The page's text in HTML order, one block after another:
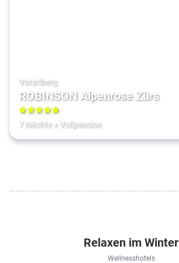
Vorarlberg
ROBINSON Alpenrose Zürs
5
7 Nächte+ Vollpension
Relaxen im Winter
Wellnesshotels